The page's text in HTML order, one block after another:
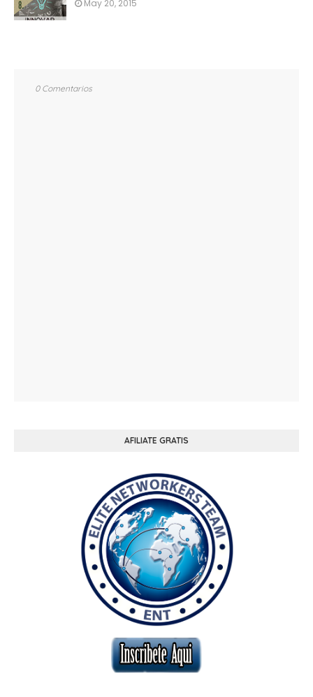
May 20, 2015
0 Comentarios
AFILIATE GRATIS